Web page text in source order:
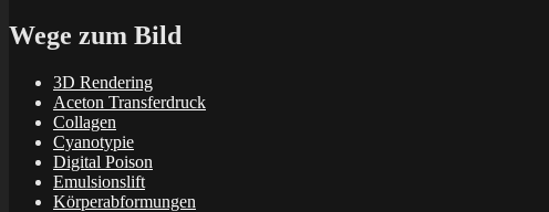
Wege zum Bild
3D Rendering
Aceton Transferdruck
Collagen
Cyanotypie
Digital Poison
Emulsionslift
Körperabformungen